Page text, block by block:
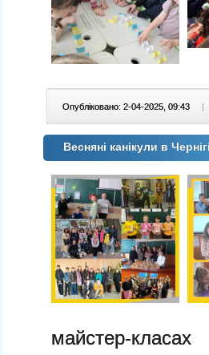
Опубліковано: 2-04-2025, 09:43 |
Весняні канікули в
майстер-